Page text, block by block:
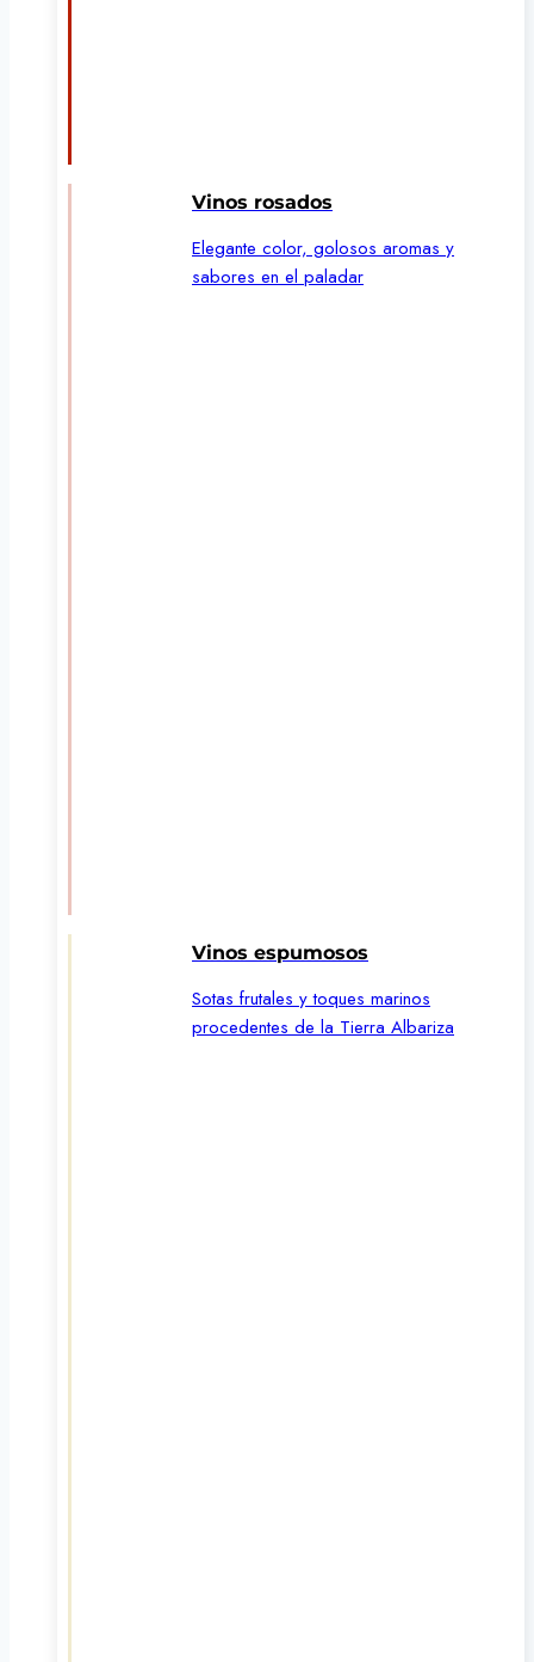
Vinos rosados
Elegante color, golosos aromas y
sabores en el paladar
Vinos espumosos
Sotas frutales y toques marinos
procedentes de la Tierra Albariza